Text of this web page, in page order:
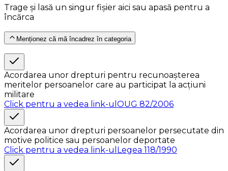
Trage și lasă un singur fișier aici sau apasă pentru a
încărca
Menționez că mă încadrez în categoria
Acordarea unor drepturi pentru recunoașterea
meritelor persoanelor care au participat la acțiuni
militare
Click pentru a vedea link-ul OUG 82/2006
Acordarea unor drepturi persoanelor persecutate din
motive politice sau persoanelor deportate
Click pentru a vedea link-ul Legea 118/1990